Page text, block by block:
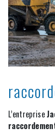
L’entreprise